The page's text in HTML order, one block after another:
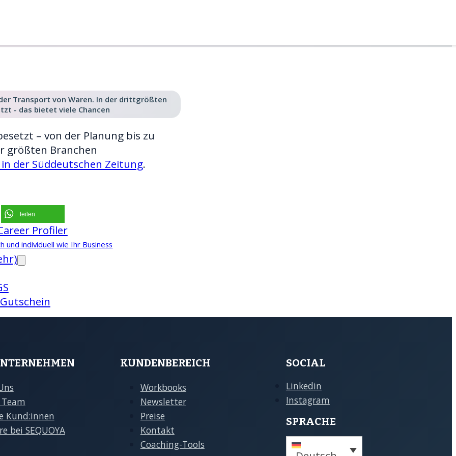
Profiler
Transport von Waren. In der drittgrößten
- das bietet viele Chancen
– von der Planung bis zu
größten Branchen
der Süddeutschen Zeitung.
teilen
und individuell wie Ihr Business
Kund:innen
bei SEQUOYA
KUNDENBEREICH
Workbooks
Newsletter
Preise
Kontakt
Coaching-Tools
SOCIAL
Linkedin
Instagram
SPRACHE